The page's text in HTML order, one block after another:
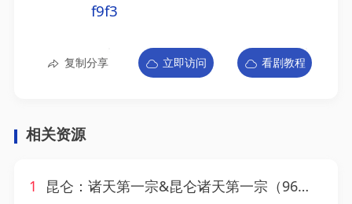
f9f3
复制分享 立即访问 看剧教程
相关资源
1
昆仑：诸天第一宗&昆仑诸天第一宗（96集）AI短剧